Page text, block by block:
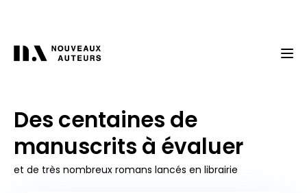
Des centaines de
manuscrits à évaluer
et de très nombreux romans lancés en librairie